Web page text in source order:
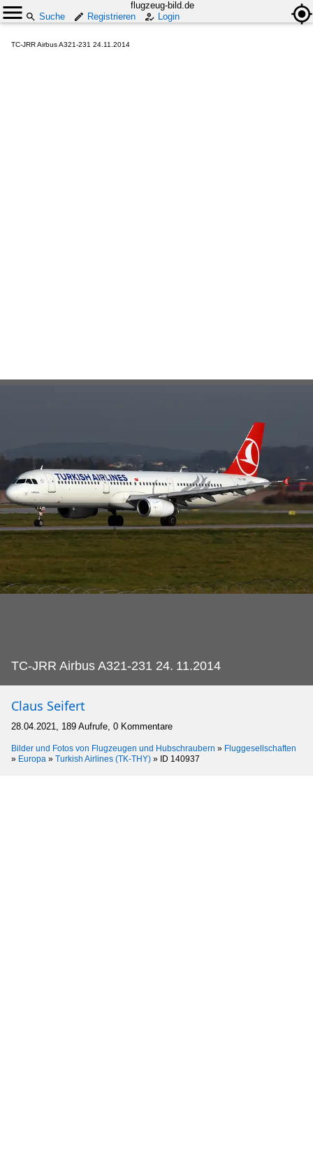
flugzeug-bild.de
Suche
Registrieren Login
TC-JRR Airbus A321-231 24.11.2014
TC-JRR Airbus A321-231 24. 11.2014
Claus Seifert
28.04.2021, 189 Aufrufe, 0 Kommentare
Bilder und Fotos von Flugzeugen und Hubschraubern » Fluggesellschaften
» Europa » Turkish Airlines (TK-THY) » ID 140937